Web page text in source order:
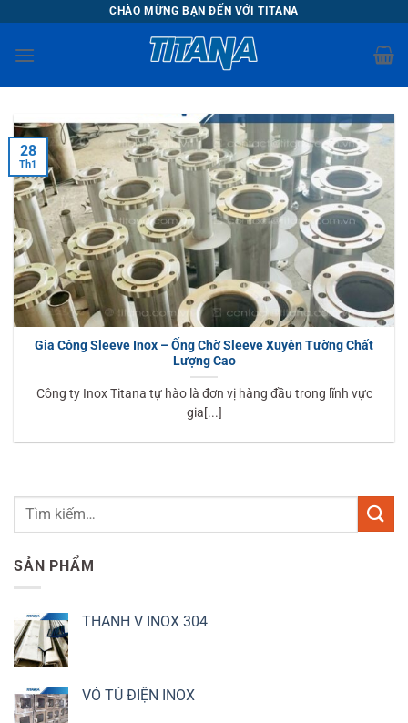
nội
CHÀO MỪNG BẠN ĐẾN VỚI TITANA
Gia Công Sleeve Inox – Ống Chờ Sleeve Xuyên Tường Chất
Lượng Cao
Công ty Inox Titana tự hào là đơn vị hàng đầu trong lĩnh vực
gia[...]
28
Th1
SẢN PHẨM
THANH V INOX 304
VỎ TỦ ĐIỆN INOX